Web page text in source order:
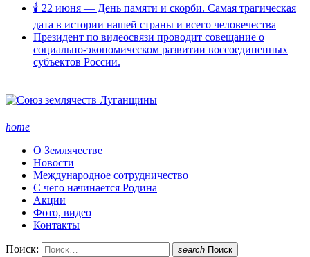
🕯 22 июня — День памяти и скорби. Самая трагическая
дата в истории нашей страны и всего человечества
Президент по видеосвязи проводит совещание о
социально-экономическом развитии воссоединенных
субъектов России.
home
О Землячестве
Новости
Международное сотрудничество
С чего начинается Родина
Акции
Фото, видео
Контакты
Поиск: search Поиск